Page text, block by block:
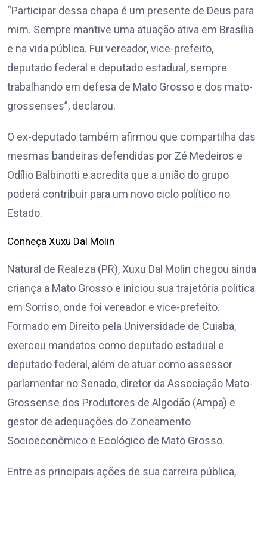
“Participar dessa chapa é um presente de Deus para
mim. Sempre mantive uma atuação ativa em Brasília
e na vida pública. Fui vereador, vice-prefeito,
deputado federal e deputado estadual, sempre
trabalhando em defesa de Mato Grosso e dos mato-
grossenses”, declarou.
O ex-deputado também afirmou que compartilha das
mesmas bandeiras defendidas por Zé Medeiros e
Odílio Balbinotti e acredita que a união do grupo
poderá contribuir para um novo ciclo político no
Estado.
Conheça Xuxu Dal Molin
Natural de Realeza (PR), Xuxu Dal Molin chegou ainda
criança a Mato Grosso e iniciou sua trajetória política
em Sorriso, onde foi vereador e vice-prefeito.
Formado em Direito pela Universidade de Cuiabá,
exerceu mandatos como deputado estadual e
deputado federal, além de atuar como assessor
parlamentar no Senado, diretor da Associação Mato-
Grossense dos Produtores de Algodão (Ampa) e
gestor de adequações do Zoneamento
Socioeconômico e Ecológico de Mato Grosso.
Entre as principais ações de sua carreira pública,